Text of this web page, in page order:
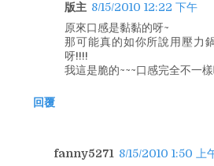
版主 8/15/2010 12:22 下午
原來口感是黏黏的呀~
那可能真的如你所說用壓力
呀!!!!
我這是脆的~~~口感完全不一
回覆
fanny5271 8/15/2010 1:50 上